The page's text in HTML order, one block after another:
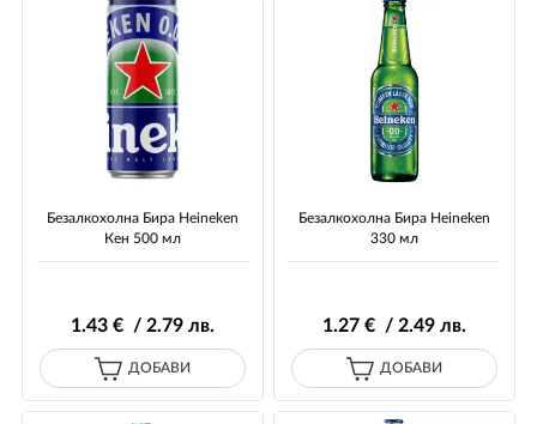
Безалкохолна Бира Heineken
Кен 500 мл
1.43€ / 2.79лв.
ДОБАВИ
Безалкохолна Бира Heineken
330 мл
1.27 € / 2.49 лв.
ДОБАВИ